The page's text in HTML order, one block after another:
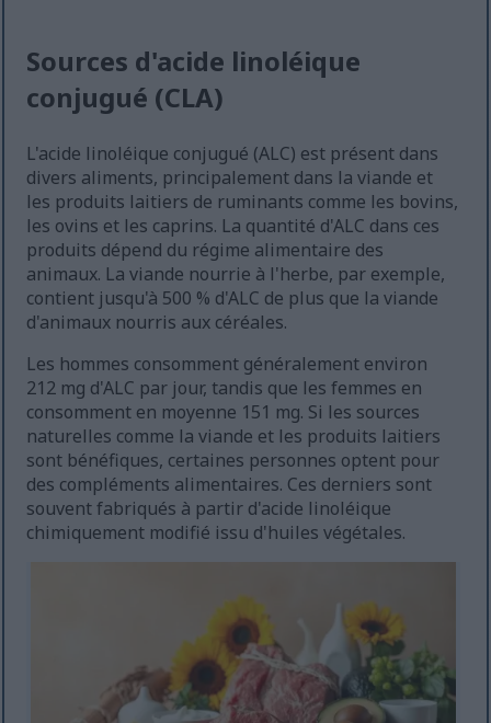
Sources d'acide linoléique
conjugué (CLA)
L'acide linoléique conjugué (ALC) est présent dans
divers aliments, principalement dans la viande et
les produits laitiers de ruminants comme les bovins,
les ovins et les caprins. La quantité d'ALC dans ces
produits dépend du régime alimentaire des
animaux. La viande nourrie à l'herbe, par exemple,
contient jusqu'à 500 % d'ALC de plus que la viande
d'animaux nourris aux céréales.
Les hommes consomment généralement environ
212 mg d'ALC par jour, tandis que les femmes en
consomment en moyenne 151 mg. Si les sources
naturelles comme la viande et les produits laitiers
sont bénéfiques, certaines personnes optent pour
des compléments alimentaires. Ces derniers sont
souvent fabriqués à partir d'acide linoléique
chimiquement modifié issu d'huiles végétales.